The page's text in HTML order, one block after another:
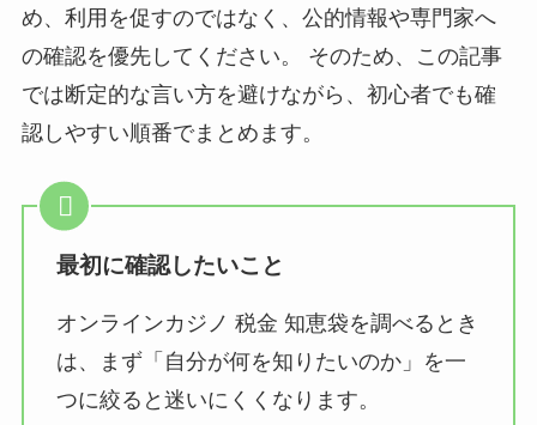
め、利用を促すのではなく、公的情報や専門家へ
の確認を優先してください。 そのため、この記事
では断定的な言い方を避けながら、初心者でも確
認しやすい順番でまとめます。
最初に確認したいこと
オンラインカジノ 税金 知恵袋を調べるとき
は、まず「自分が何を知りたいのか」を一
つに絞ると迷いにくくなります。